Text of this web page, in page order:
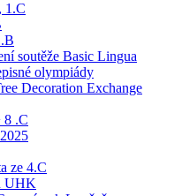
1.C
soutěže Basic Lingua
olympiády
Decoration Exchange
8 .C
ze 4.C
UHK